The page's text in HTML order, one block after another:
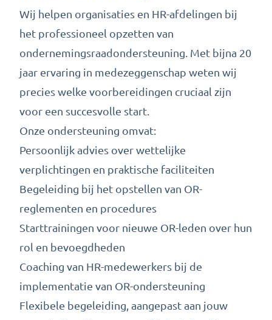
Wij helpen organisaties en HR-afdelingen bij
het professioneel opzetten van
ondernemingsraadondersteuning. Met bijna 20
jaar ervaring in medezeggenschap weten wij
precies welke voorbereidingen cruciaal zijn
voor een succesvolle start.
Onze ondersteuning omvat:
Persoonlijk advies over wettelijke
verplichtingen en praktische faciliteiten
Begeleiding bij het opstellen van OR-
reglementen en procedures
Starttrainingen voor nieuwe OR-leden over hun
rol en bevoegdheden
Coaching van HR-medewerkers bij de
implementatie van OR-ondersteuning
Flexibele begeleiding, aangepast aan jouw